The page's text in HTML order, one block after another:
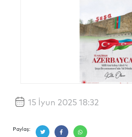
15 İyun 2025 18:32
Paylaş: